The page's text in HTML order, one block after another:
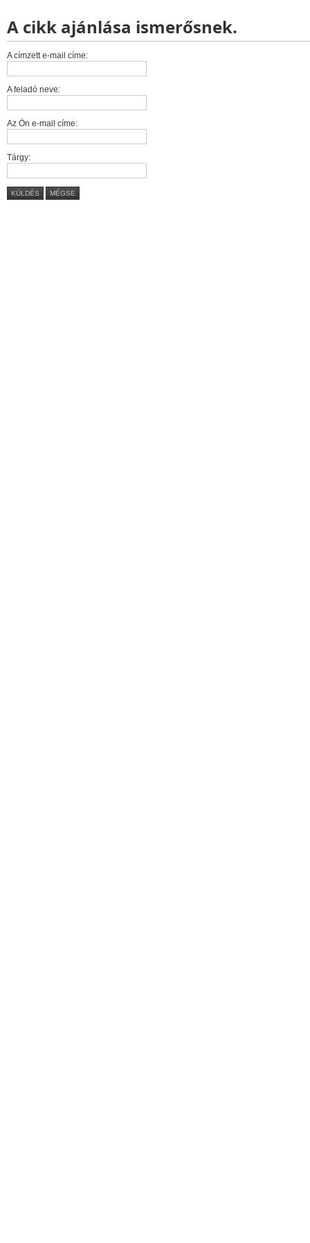
A cikk ajánlása ismerősnek.
A címzett e-mail címe:
A feladó neve:
Az Ön e-mail címe:
Tárgy:
KÜLDÉS MÉGSE